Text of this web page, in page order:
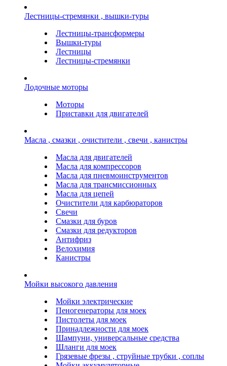
Лестницы-стремянки , вышки-туры
Лестницы-трансформеры
Вышки-туры
Лестницы
Лестницы-стремянки
Лодочные моторы
Моторы
Приставки для двигателей
Масла , смазки , очистители , свечи , канистры
Масла для двигателей
Масла для компрессоров
Масла для пневмоинструментов
Масла для трансмиссионных
Масла для цепей
Очистители для карбюраторов
Свечи
Смазки для буров
Смазки для редукторов
Антифриз
Велохимия
Канистры
Мойки высокого давления
Мойки электрические
Пеногенераторы для моек
Пистолеты для моек
Принадлежности для моек
Шампуни, универсальные средства
Шланги для моек
Грязевые фрезы , струйные трубки , соплы